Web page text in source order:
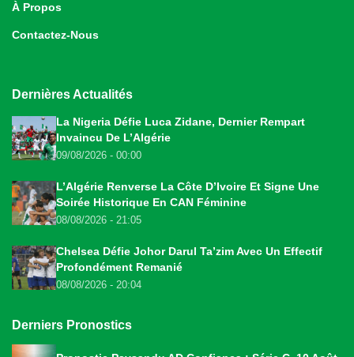
À Propos
Contactez-Nous
Dernières Actualités
La Nigeria Défie Luca Zidane, Dernier Rempart
Invaincu De L’Algérie
09/08/2026 - 00:00
L’Algérie Renverse La Côte D’Ivoire Et Signe Une
Soirée Historique En CAN Féminine
08/08/2026 - 21:05
Chelsea Défie Johor Darul Ta’zim Avec Un Effectif
Profondément Remanié
08/08/2026 - 20:04
Derniers Pronostics